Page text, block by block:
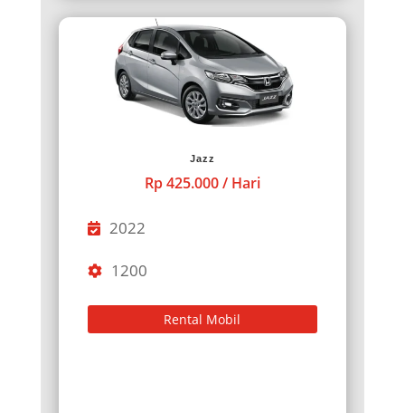
Jazz
Rp 425.000 / Hari
2022
1200
Rental Mobil